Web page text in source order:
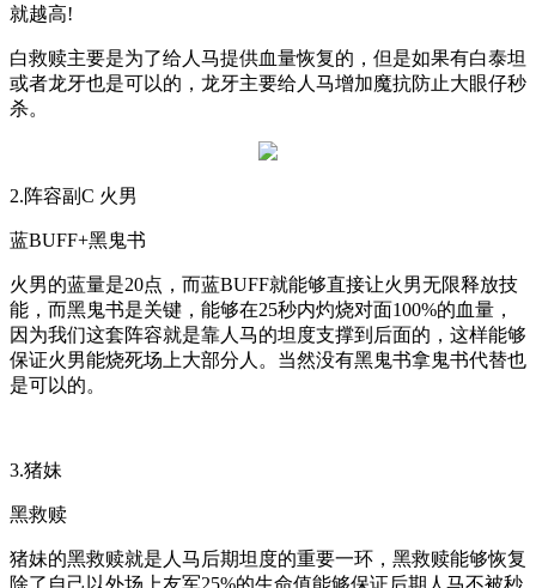
就越高!
白救赎主要是为了给人马提供血量恢复的，但是如果有白泰坦
或者龙牙也是可以的，龙牙主要给人马增加魔抗防止大眼仔秒
杀。
2.阵容副 C 火男
蓝BUFF+黑鬼书
火男的蓝量是20点，而蓝BUFF就能够直接让火男无限释放技
能，而黑鬼书是关键，能够在25秒内灼烧对面100%的血量，
因为我们这套阵容就是靠人马的坦度支撑到后面的，这样能够
保证火男能烧死场上大部分人。当然没有黑鬼书拿鬼书代替也
是可以的。
3.猪妹
黑救赎
猪妹的黑救赎就是人马后期坦度的重要一环，黑救赎能够恢复
除了自己以外场上友军25%的生命值能够保证后期人马不被秒